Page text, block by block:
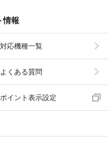
情報
対応機種一覧
よくある質問
ポイント表示設定